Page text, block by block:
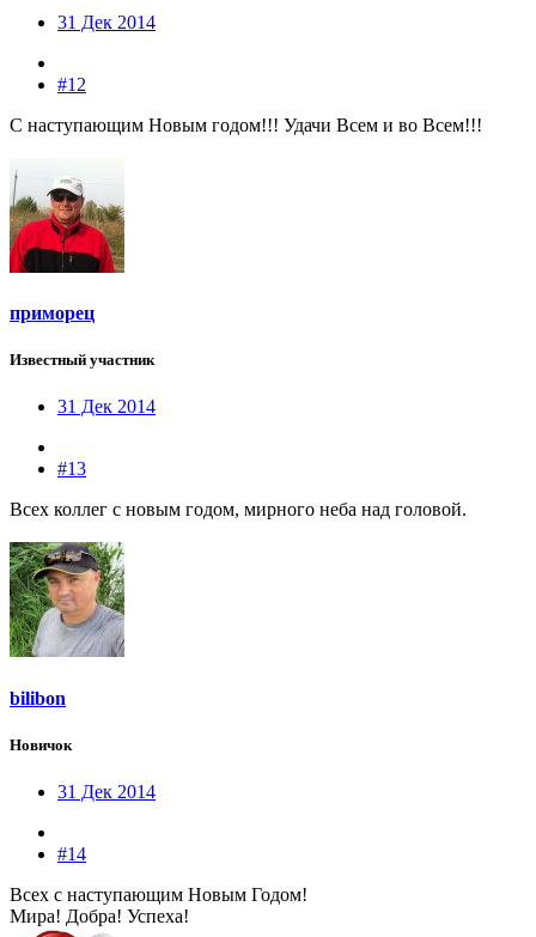
31 Дек 2014
#12
С наступающим Новым годом!!! Удачи Всем и во Всем!!!
приморец
Известный участник
31 Дек 2014
#13
Всех коллег с новым годом, мирного неба над головой.
bilibon
Новичок
31 Дек 2014
#14
Всех с наступающим Новым Годом!
Мира! Добра! Успеха!